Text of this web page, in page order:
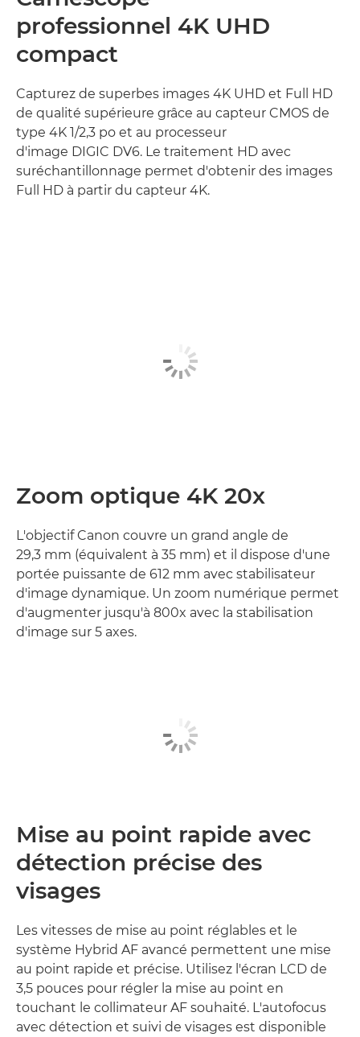
professionnel 4K UHD
compact
Capturez de superbes images 4K UHD et Full HD
de qualité supérieure grâce au capteur CMOS de
type 4K 1/2,3 po et au processeur
d'image DIGIC DV6. Le traitement HD avec
suréchantillonnage permet d'obtenir des images
Full HD à partir du capteur 4K.
Zoom optique 4K 20x
L'objectif Canon couvre un grand angle de
29,3 mm (équivalent à 35 mm) et il dispose d'une
portée puissante de 612 mm avec stabilisateur
d'image dynamique. Un zoom numérique permet
d'augmenter jusqu'à 800x avec la stabilisation
d'image sur 5 axes.
Mise au point rapide avec
détection précise des
visages
Les vitesses de mise au point réglables et le
système Hybrid AF avancé permettent une mise
au point rapide et précise. Utilisez l'écran LCD de
3,5 pouces pour régler la mise au point en
touchant le collimateur AF souhaité. L'autofocus
avec détection et suivi de visages est disponible